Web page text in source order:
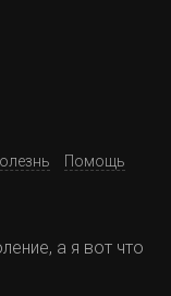
Помощь
а я вот что